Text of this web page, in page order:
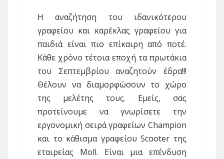
Η αναζήτηση του ιδανικότερου
γραφείου και καρέκλας γραφείου για
παιδιά είναι πιο επίκαιρη από ποτέ.
Κάθε χρόνο τέτοια εποχή τα πρωτάκια
του Σεπτεμβρίου αναζητούν έδρα!!!
Θέλουν να διαμορφώσουν το χώρο
της μελέτης τους. Εμείς, σας
προτείνουμε να γνωρίσετε την
εργονομική σειρά γραφείων Champion
και το κάθισμα γραφείου Scooter της
εταιρείας Moll. Είναι μια επένδυση